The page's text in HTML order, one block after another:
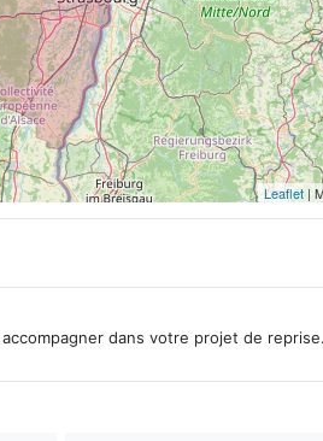
Leaflet|
dans votre projet de reprise.